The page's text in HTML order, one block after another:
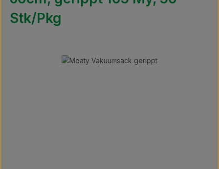
Stk/Pkg
Bildergalerie überspringen